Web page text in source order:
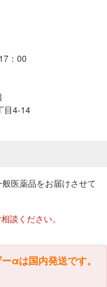
：00
目4-14
医薬品をお届けさせて
談ください。
αは国内発送です。